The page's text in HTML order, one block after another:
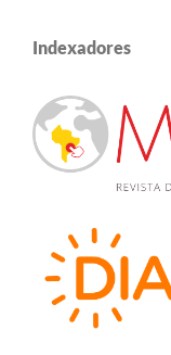
Indexadores